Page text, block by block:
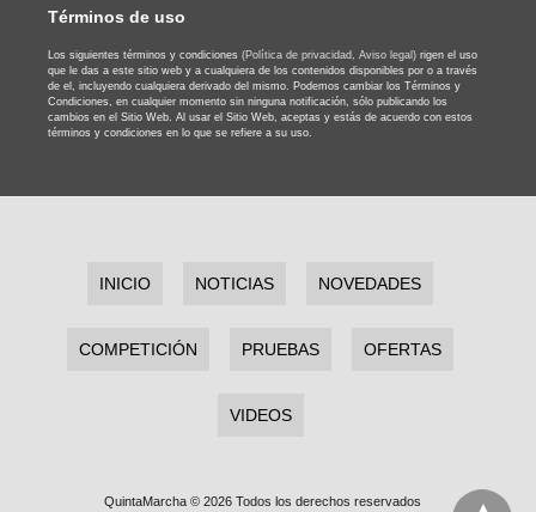
Términos de uso
Los siguientes términos y condiciones (Política de privacidad, Aviso legal) rigen el uso
que le das a este sitio web y a cualquiera de los contenidos disponibles por o a través
de el, incluyendo cualquiera derivado del mismo. Podemos cambiar los Términos y
Condiciones, en cualquier momento sin ninguna notificación, sólo publicando los
cambios en el Sitio Web. Al usar el Sitio Web, aceptas y estás de acuerdo con estos
términos y condiciones en lo que se refiere a su uso.
INICIO NOTICIAS NOVEDADES
COMPETICIÓN PRUEBAS OFERTAS
VIDEOS
QuintaMarcha © 2026 Todos los derechos reservados